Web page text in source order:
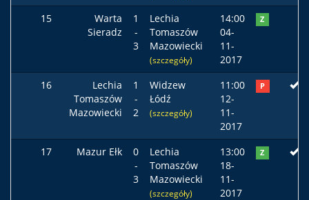
15
Warta
Sieradz
1
-
3
Lechia
Tomaszów
Mazowiecki
(szczegóły)
14:00
04-
11-
2017
Z
16
Lechia
Tomaszów
Mazowiecki
1
-
2
Widzew
Łódź
(szczegóły)
11:00
12-
11-
2017
P
17 Mazur Ełk
0
-
3
Lechia
Tomaszów
Mazowiecki
(szczegóły)
13:00
18-
11-
2017
Z